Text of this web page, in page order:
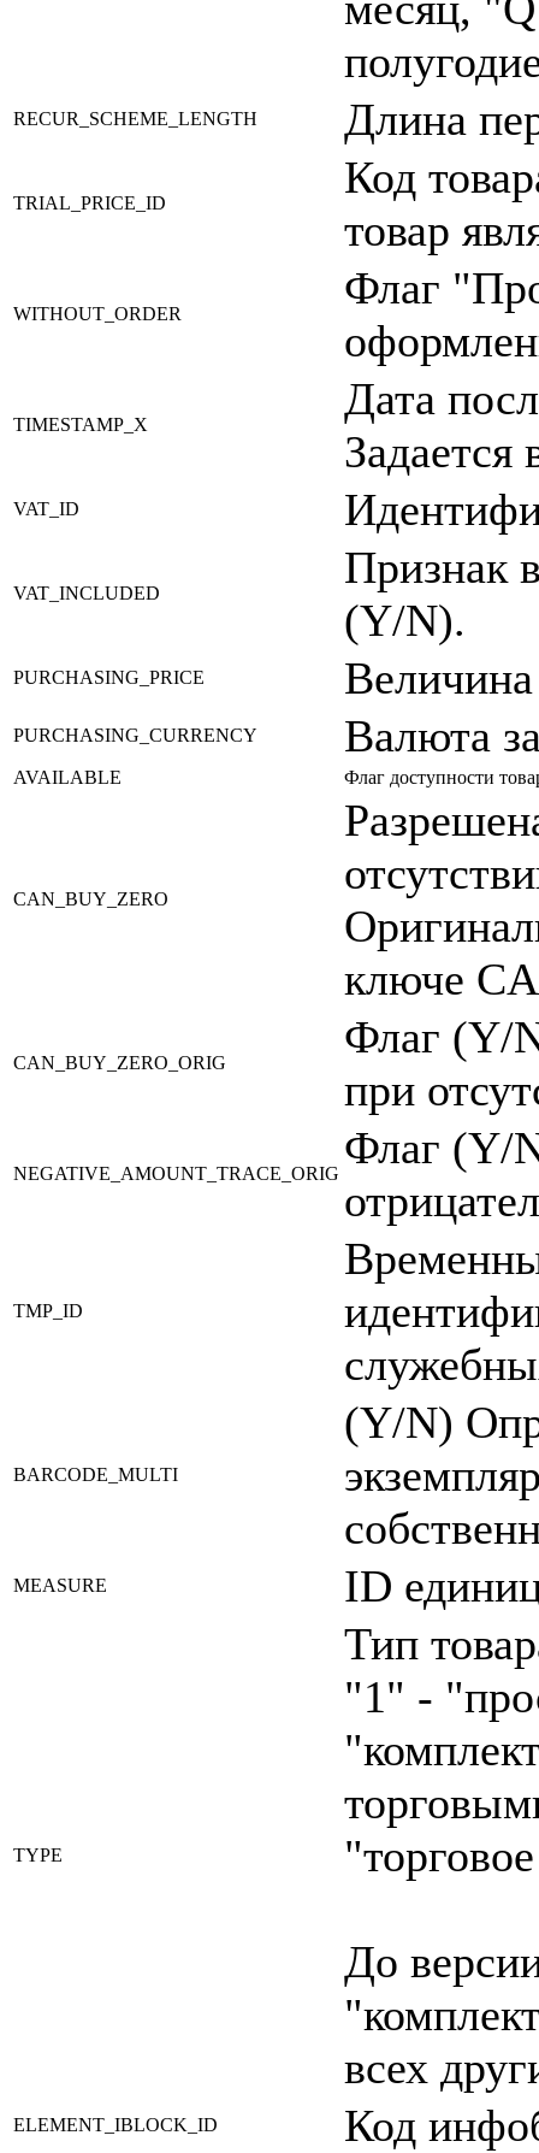
RECUR_SCHEME_LENGTH Длина
TRIAL_PRICE_ID
Код
товар
WITHOUT_ORDER
Флаг
TIMESTAMP_X
Дата
Задается
VAT_ID
VAT_INCLUDED
Признак
(Y/N).
PURCHASING_PRICE
PURCHASING_CURRENCY Валюта
AVAILABLE Флаг доступности
CAN_BUY_ZERO
ключе
CAN_BUY_ZERO_ORIG
Флаг (Y/
при
NEGATIVE_AMOUNT_TRACE_ORIG
Флаг (Y/
TMP_ID
BARCODE_MULTI
(Y/N)
MEASURE ID
TYPE
Тип
"1" -
До
всех
ELEMENT_IBLOCK_ID Код